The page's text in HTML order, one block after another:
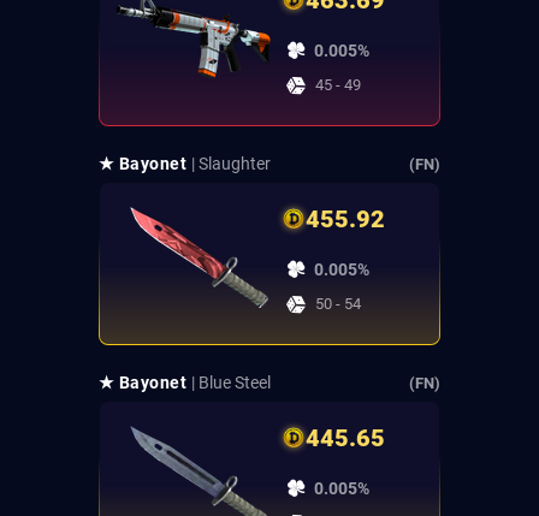
0.005%
45 - 49
★ Bayonet | Slaughter (FN)
455.92
0.005%
50 - 54
★ Bayonet | Blue Steel (FN)
445.65
0.005%